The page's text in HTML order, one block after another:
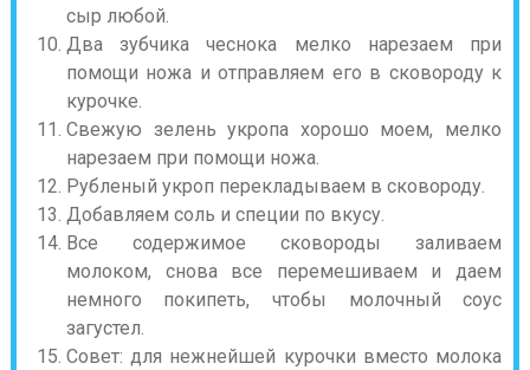
сыр любой.
Два зубчика чеснока мелко нарезаем при
помощи ножа и отправляем его в сковороду к
курочке.
Свежую зелень укропа хорошо моем, мелко
нарезаем при помощи ножа.
Рубленый укроп перекладываем в сковороду.
Добавляем соль и специи по вкусу.
Все содержимое сковороды заливаем
молоком, снова все перемешиваем и даем
немного покипеть, чтобы молочный соус
загустел.
Совет: для нежнейшей курочки вместо молока